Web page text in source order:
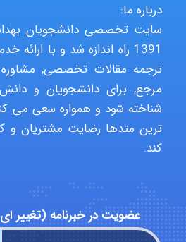
درباره ما:
سایت تخصصی دانشجویان
1391 راه اندازه شد و با
ترجمه مقالات تخصصی,
مرجع, برای دانشجویان و
شناخته شود و همواره سعی می
ترین متدها رضایت مشتریان و
کند.
عضویت در خبرنامه (تغییر